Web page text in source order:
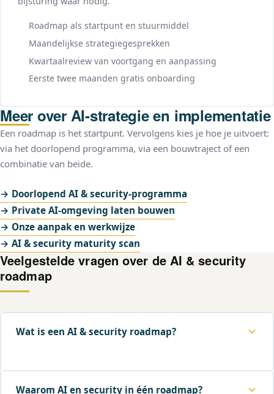
Roadmap als startpunt en stuurmiddel
Maandelijkse strategiegesprekken
Kwartaalreview van voortgang en aanpassing
Eerste twee maanden gratis onboarding
Meer over AI-strategie en implementatie
Een roadmap is het startpunt. Vervolgens kies je hoe je uitvoert:
via het doorlopend programma, via een bouwtraject of een
combinatie van beide.
→ Doorlopend AI & security-programma
→ Private AI-omgeving laten bouwen
→ Onze aanpak en werkwijze
→ AI & security maturity scan
Veelgestelde vragen over de AI & security
roadmap
Wat is een AI & security roadmap?
Een AI & security roadmap is een praktisch plan dat
antwoord geeft op vijf vragen: waar liggen onze
Waarom AI en security in één roadmap?